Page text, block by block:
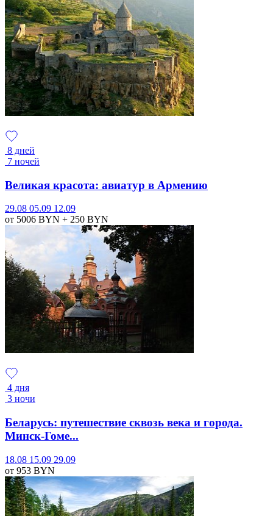
8 дней
7 ночей
Великая красота: авиатур в Армению
29.08 05.09 12.09
от 5006 BYN + 250 BYN
4 дня
3 ночи
Беларусь: путешествие сквозь века и города.
Минск-Гоме...
18.08 15.09 29.09
от 953 BYN